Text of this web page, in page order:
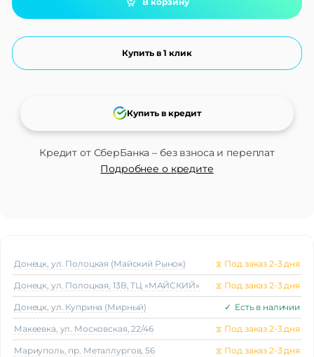
Купить в 1 клик
Кредит от СберБанка – без взноса и переплат
Подробнее о кредите
Купить в кредит
Донецк, ул. Полоцкая (Майский Рынок) ⧖ Под заказ 2-3 дня
Донецк, ул. Полоцкая, 13В, ТЦ «МАЙСКИЙ» ⧖ Под заказ 2-3 дня
Донецк, ул. Куприна (Мирный) ✓ Есть в наличии
Макеeвка, ул. Московская, 22/46 ⧖ Под заказ 2-3 дня
Мариуполь, пр. Металлургов, 56 ⧖ Под заказ 2-3 дня